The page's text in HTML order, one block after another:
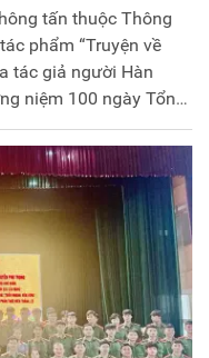
tấn thuộc Thông
phẩm “Truyện về
tác giả người Hàn
niệm 100 ngày Tổng